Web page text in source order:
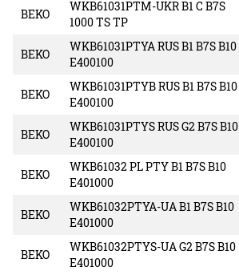
BEKO
WKB61031PTM-UKR B1 C B7S
1000 TS TP
BEKO
WKB61031PTYA RUS B1 B7S B10
E400100
BEKO
WKB61031PTYB RUS B1 B7S B10
E400100
BEKO
WKB61031PTYS RUS G2 B7S B10
E400100
BEKO
WKB61032 PL PTY B1 B7S B10
E401000
BEKO
WKB61032PTYA-UA B1 B7S B10
E401000
BEKO
WKB61032PTYS-UA G2 B7S B10
E401000